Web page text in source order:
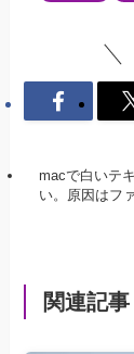
macで白いテ
い。原因はフ
関連記事